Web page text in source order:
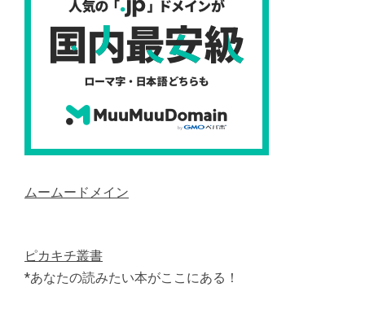
ムームードメイン
ピカキチ叢書
*あなたの読みたい本がここにある！